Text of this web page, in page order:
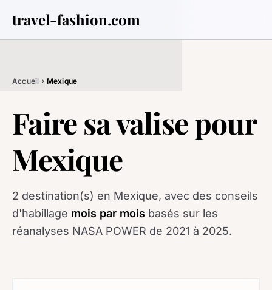
travel-fashion.com
Accueil chevron_right Mexique
Faire sa valise pour
Mexique
2 destination(s) en Mexique, avec des conseils
d'habillage mois par mois basés sur les
réanalyses NASA POWER de 2021 à 2025.